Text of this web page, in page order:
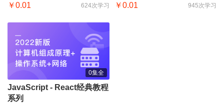
￥0.01 624次学习 ￥0.01 945次学习
0集全
JavaScript - React经典教程
系列